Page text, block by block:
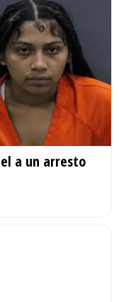
a un arresto